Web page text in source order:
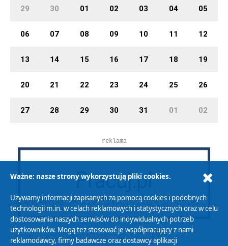
29 30 01 02 03 04 05
06 07 08 09 10 11 12
13 14 15 16 17 18 19
20 21 22 23 24 25 26
27 28 29 30 31 01 02
reklama
Ważne: nasze strony wykorzystują pliki cookies.
Używamy informacji zapisanych za pomocą cookies i podobnych
technologii m.in. w celach reklamowych i statystycznych oraz w celu
dostosowania naszych serwisów do indywidualnych potrzeb
użytkowników. Mogą też stosować je współpracujący z nami
reklamodawcy, firmy badawcze oraz dostawcy aplikacji